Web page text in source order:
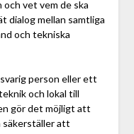
och vet vem de ska
dialog mellan samtliga
och tekniska
person eller ett
och lokal till
gör det möjligt att
säkerställer att